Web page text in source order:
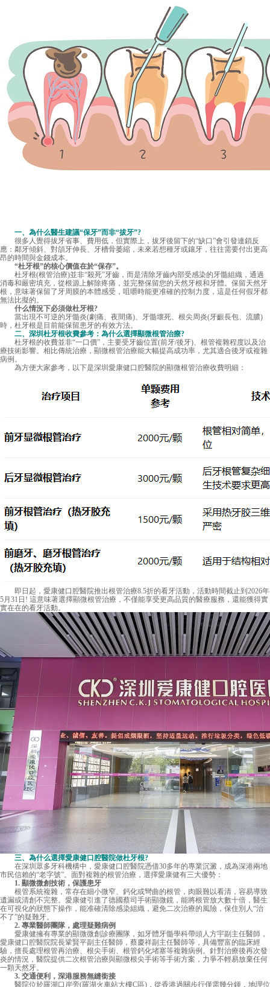
一、為什么醫生建議“保牙”而非“拔牙”?
很多人覺得拔牙省事、費用低，但實際上，拔牙後留下的“缺口”會引發連鎖反
應：鄰牙傾斜、對頜牙伸長、牙槽骨萎縮，未來若想種牙或鑲牙，往往需要付出更高
昂的時間與金錢成本。
“杜牙根”的核心價值在於“保存”。
杜牙根(根管治療)並非“殺死”牙齒，而是清除牙齒內部受感染的牙髓組織，通過
消毒和嚴密填充，從根源上解除疼痛，並完整保留您的天然牙根和牙體。保留天然牙
根，意味著保留了牙周膜的本體感受，咀嚼時能更准確的控制力度，這是任何假牙都
無法比擬的。
什么情況下必須做杜牙根?
當出現不可逆的牙髓炎(劇痛、夜間痛)、牙髓壞死、根尖周炎(牙齦長包、流膿)
時，杜牙根是目前能保留患牙的有效方法。
二、 深圳杜牙根收費參考：為什么選擇顯微根管治療?
杜牙根的收費並非“一口價”，主要受牙齒位置(前牙/後牙)、根管複雜程度以及治
療技術影響。相比傳統治療，顯微根管治療能大幅提高成功率，尤其適合後牙或複雜
病例。
為方便大家參考，以下是深圳愛康健口腔醫院的顯微根管治療收費明細：
即日起，愛康健口腔醫院推出根管治療8.5折的看牙活動，活動時間截止到2026年
5月31日! 這意味著選擇顯微根管治療，不僅能享受更高品質的醫療服務，還能獲得實
實在在的看牙活動。
三、為什么選擇愛康健口腔醫院做杜牙根?
在深圳眾多牙科機構中，愛康健口腔醫院憑借30多年的專業沉澱，成為深港兩地
市民信賴的“老字號”。面對複雜的根管治療，選擇愛康健有三大優勢：
1. 顯微微創技術，保護患牙
根管系統複雜，常存在細小微窄、鈣化或彎曲的根管，肉眼難以看清，容易導致
遺漏或清創不完整。愛康健引進了德國蔡司手術顯微鏡，能將根管放大數十倍，醫生
在可視化的狀態下操作，能准確清除感染組織，避免二次治療的風險，保住別人“治
不了”的疑難牙。
2. 專業醫師團隊，處理疑難病例
愛康健擁有專業的顯微微創診療團隊，如牙體牙髓學科帶頭人方宇副主任醫師，
愛康健口腔醫院院長鞏賢平副主任醫師，蔡慶祥副主任醫師等，具備豐富的臨床經
驗，擅長處理根管再治療、根尖手術、根管鈣化堵塞等複雜病例。針對治療後再次發
炎的情況，醫院提供二次根管治療與顯微根尖手術等手術方案，力爭不輕易放棄任何
一顆天然牙。
3. 交通便利，深港服務無縫銜接
醫院位於羅湖口岸旁(羅湖火車站大樓C區)，從香港過關步行僅需幾分鍾，地理位